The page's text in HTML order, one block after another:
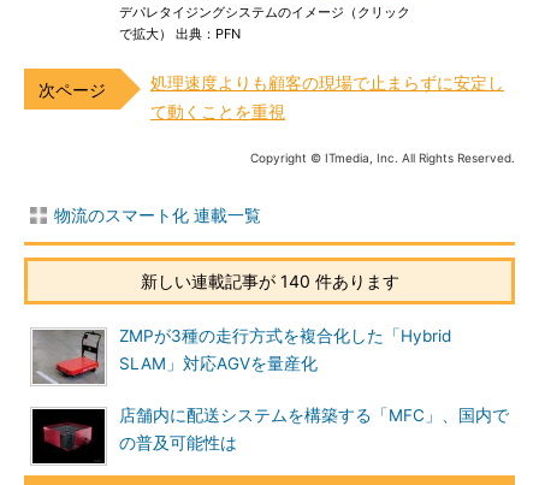
デパレタイジングシステムのイメージ（クリック
で拡大） 出典：PFN
処理速度よりも顧客の現場で止まらずに安定し
て動くことを重視
Copyright © ITmedia, Inc. All Rights Reserved.
物流のスマート化 連載一覧
新しい連載記事が 140 件あります
ZMPが3種の走行方式を複合化した「Hybrid
SLAM」対応AGVを量産化
店舗内に配送システムを構築する「MFC」、国内で
の普及可能性は